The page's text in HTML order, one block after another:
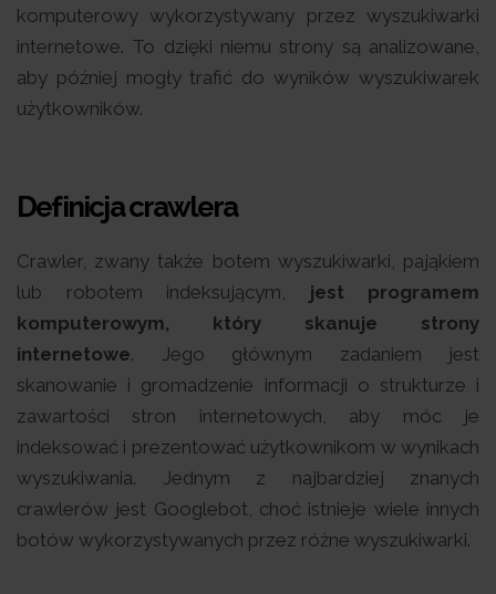
komputerowy wykorzystywany przez wyszukiwarki
internetowe. To dzięki niemu strony są analizowane,
aby później mogły trafić do wyników wyszukiwarek
użytkowników.
Definicja crawlera
Crawler, zwany także botem wyszukiwarki, pająkiem
lub robotem indeksującym, jest programem
komputerowym, który skanuje strony
internetowe. Jego głównym zadaniem jest
skanowanie i gromadzenie informacji o strukturze i
zawartości stron internetowych, aby móc je
indeksować i prezentować użytkownikom w wynikach
wyszukiwania. Jednym z najbardziej znanych
crawlerów jest Googlebot, choć istnieje wiele innych
botów wykorzystywanych przez różne wyszukiwarki.